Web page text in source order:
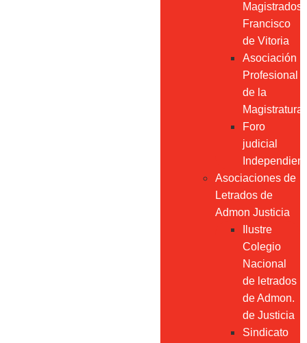
Magistrados
Francisco
de Vitoria
Asociación
Profesional
de la
Magistratura
Foro
judicial
Asociaciones de
Letrados de
Admon Justicia
Ilustre
Colegio
Nacional
de letrados
de Admon.
de Justicia
Sindicato